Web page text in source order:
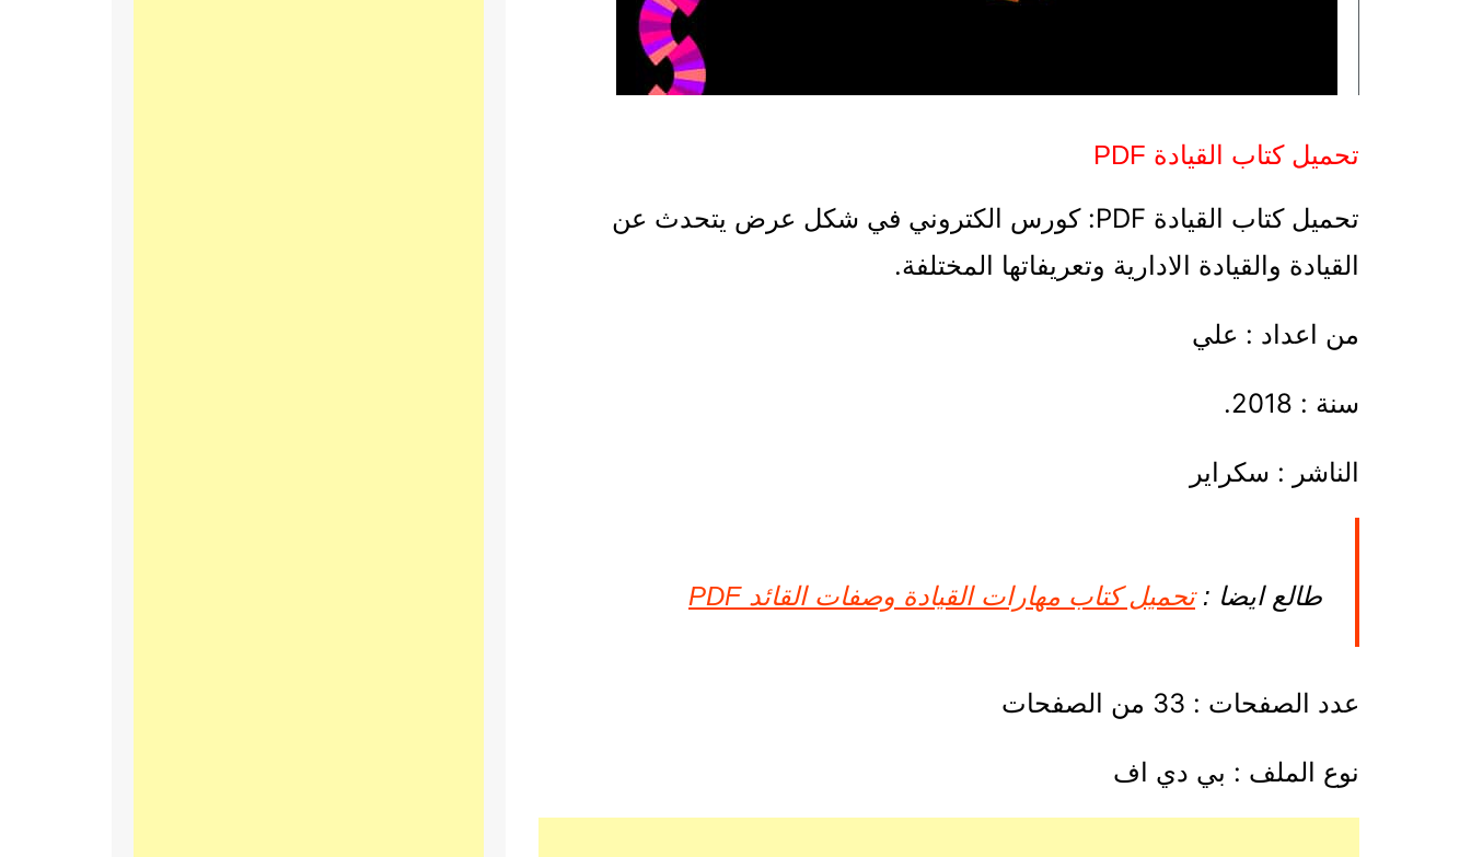
تحميل كتاب القيادة PDF
تحميل كتاب القيادة PDF: كورس الكتروني في شكل عرض يتحدث عن
القيادة والقيادة الادارية وتعريفاتها المختلفة.
من اعداد : علي
سنة : 2018.
الناشر : سكراير
طالع ايضا :تحميل كتاب مهارات القيادة وصفات القائد PDF
عدد الصفحات : 33 من الصفحات
نوع الملف : بي دي اف